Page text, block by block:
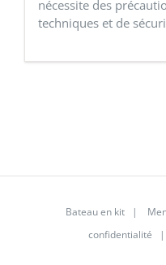
nécessite des
techniques et de
Bateau en kit |
confidentialité |